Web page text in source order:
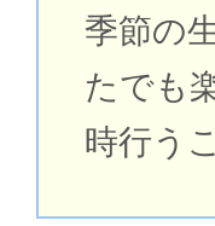
季節の
たでも
時⾏う